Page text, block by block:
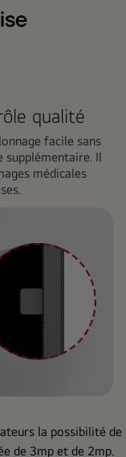
qualité
facile sans
supplémentaire. Il
médicales